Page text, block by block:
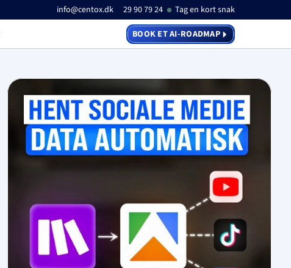
info@centox.dk 29 90 79 24 Tag en kort snak
BOOK ET AI-ROADMAP